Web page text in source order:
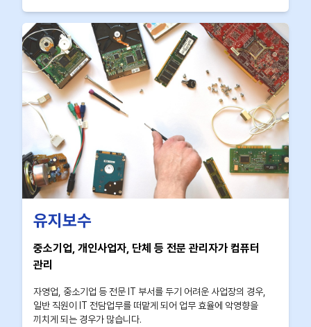
유지보수
중소기업, 개인사업자, 단체 등 전문 관리자가 컴퓨터
관리
자영업, 중소기업 등 전문 IT 부서를 두기 어려운 사업장의 경우,
일반 직원이 IT 전담업무를 떠맡게 되어 업무 효율에 악영향을
끼치게 되는 경우가 많습니다.